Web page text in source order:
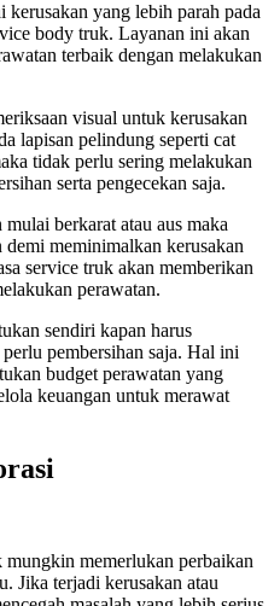
yang lebih parah pada
body truk. Layanan ini akan
terbaik dengan melakukan
visual untuk kerusakan
lapisan pelindung seperti cat
tidak perlu sering melakukan
serta pengecekan saja.
berkarat atau aus maka
meminimalkan kerusakan
service truk akan memberikan
perawatan.
sendiri kapan harus
pembersihan saja. Hal ini
budget perawatan yang
keuangan untuk merawat
memerlukan perbaikan
Jika terjadi kerusakan atau